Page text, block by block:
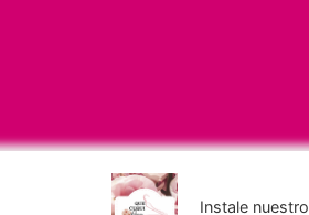
Av. de Andalucía, 71 - 23477 Jaén -
Instale